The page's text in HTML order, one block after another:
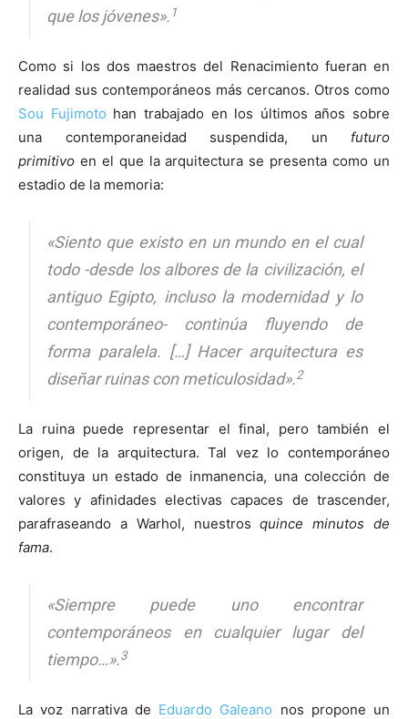
que los jóvenes». 1
Como si los dos maestros del Renacimiento fueran en
realidad sus contemporáneos más cercanos. Otros como
Sou Fujimoto han trabajado en los últimos años sobre
una contemporaneidad suspendida, un futuro
primitivo en el que la arquitectura se presenta como un
estadio de la memoria:
«Siento que existo en un mundo en el cual
todo -desde los albores de la civilización, el
antiguo Egipto, incluso la modernidad y lo
contemporáneo- continúa fluyendo de
forma paralela. […] Hacer arquitectura es
diseñar ruinas con meticulosidad».2
La ruina puede representar el final, pero también el
origen, de la arquitectura. Tal vez lo contemporáneo
constituya un estado de inmanencia, una colección de
valores y afinidades electivas capaces de trascender,
parafraseando a Warhol, nuestrosquince minutos de
fama.
«Siempre puede uno encontrar
contemporáneos en cualquier lugar del
tiempo…».3
La voz narrativa de Eduardo Galeano nos propone un